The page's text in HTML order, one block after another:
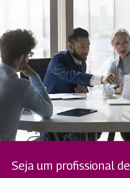
Seja um profissional de